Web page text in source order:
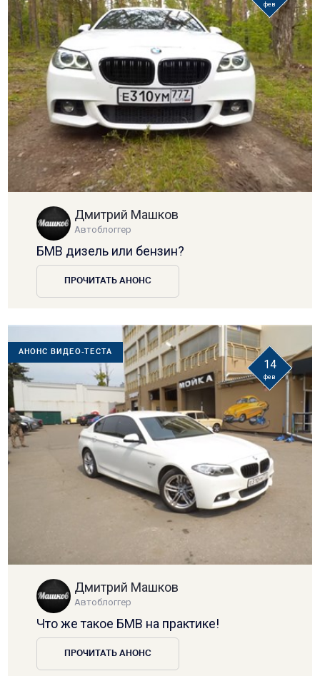
фев
Дмитрий Машков
Автоблоггер
БМВ дизель или бензин?
ПРОЧИТАТЬ АНОНС
АНОНС ВИДЕО-ТЕСТА
14
фев
Дмитрий Машков
Автоблоггер
Что же такое БМВ на практике!
ПРОЧИТАТЬ АНОНС